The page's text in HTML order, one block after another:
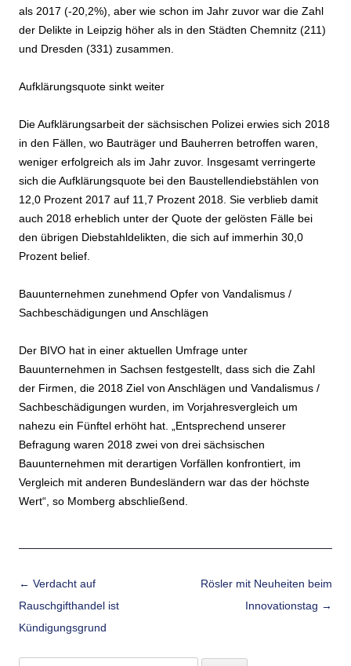
als 2017 (-20,2%), aber wie schon im Jahr zuvor war die Zahl
der Delikte in Leipzig höher als in den Städten Chemnitz (211)
und Dresden (331) zusammen.
Aufklärungsquote sinkt weiter
Die Aufklärungsarbeit der sächsischen Polizei erwies sich 2018
in den Fällen, wo Bauträger und Bauherren betroffen waren,
weniger erfolgreich als im Jahr zuvor. Insgesamt verringerte
sich die Aufklärungsquote bei den Baustellendiebstählen von
12,0 Prozent 2017 auf 11,7 Prozent 2018. Sie verblieb damit
auch 2018 erheblich unter der Quote der gelösten Fälle bei
den übrigen Diebstahldelikten, die sich auf immerhin 30,0
Prozent belief.
Bauunternehmen zunehmend Opfer von Vandalismus /
Sachbeschädigungen und Anschlägen
Der BIVO hat in einer aktuellen Umfrage unter
Bauunternehmen in Sachsen festgestellt, dass sich die Zahl
der Firmen, die 2018 Ziel von Anschlägen und Vandalismus /
Sachbeschädigungen wurden, im Vorjahresvergleich um
nahezu ein Fünftel erhöht hat. „Entsprechend unserer
Befragung waren 2018 zwei von drei sächsischen
Bauunternehmen mit derartigen Vorfällen konfrontiert, im
Vergleich mit anderen Bundesländern war das der höchste
Wert“, so Momberg abschließend.
Beitrags-Navigation
← Verdacht auf
Rauschgifthandel ist
Kündigungsgrund
Rösler mit Neuheiten beim
Innovationstag →